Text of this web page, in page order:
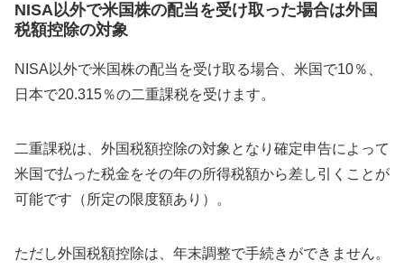
NISA以外で米国株の配当を受け取った場合は外国
税額控除の対象
NISA以外で米国株の配当を受け取る場合、米国で10％、
日本で20.315％の二重課税を受けます。
二重課税は、外国税額控除の対象となり確定申告によって
米国で払った税金をその年の所得税額から差し引くことが
可能です（所定の限度額あり）。
ただし外国税額控除は、年末調整で手続きができません。